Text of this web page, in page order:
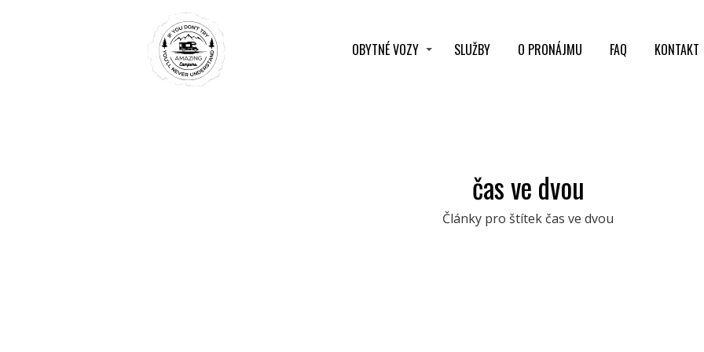
OBYTNÉ VOZY SLUŽBY O PRONÁJMU FAQ KONTAKT
čas ve dvou
Články pro štítek čas ve dvou